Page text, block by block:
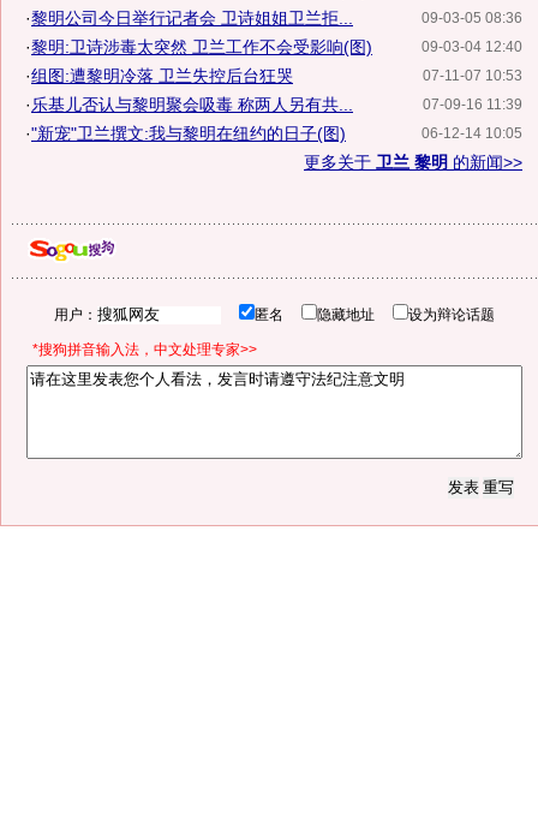
09-03-05 08:36
·黎明公司今日举行记者会 卫诗姐姐卫兰拒...
09-03-04 12:40
·黎明:卫诗涉毒太突然 卫兰工作不会受影响(图)
07-11-07 10:53
·组图:遭黎明冷落 卫兰失控后台狂哭
07-09-16 11:39
· 乐基儿否认与黎明聚会吸毒 称两人另有共...
06-12-14 10:05
·"新宠"卫兰撰文:我与黎明在纽约的日子(图)
更多关于 卫兰 黎明 的新闻>>
用户： 匿名 隐藏地址 设为辩论话题
*搜狗拼音输入法，中文处理专家>>